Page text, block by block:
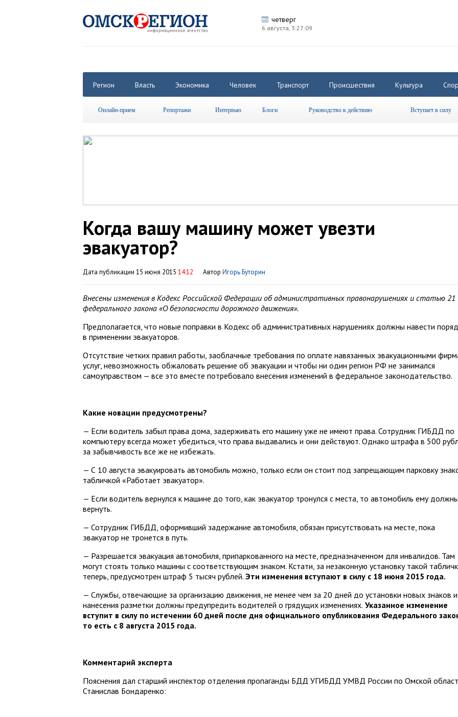
четверг
6 августа, 3:27:09
Регион Власть Экономика Человек Транспорт Происшествия Культура
Онлайн-прием Репортажи Интервью Блоги Руководство к действию Вступает в силу
Когда вашу машину может увезти
эвакуатор?
Дата публикации 15 июня 2015 14:12 Автор Игорь Буторин
Внесены изменения в Кодекс Российской Федерации об административных правонарушениях и статью 21
федерального закона «О безопасности дорожного движения».
Предполагается, что новые поправки в Кодекс об административных нарушениях должны навести
в применении эвакуаторов.
Отсутствие четких правил работы, заоблачные требования по оплате навязанных эвакуационными
услуг, невозможность обжаловать решение об эвакуации и чтобы ни один регион РФ не занимался
самоуправством — все это вместе потребовало внесения изменений в федеральное законодательство.
Какие новации предусмотрены?
— Если водитель забыл права дома, задерживать его машину уже не имеют права. Сотрудник ГИБДД по
компьютеру всегда может убедиться, что права выдавались и они действуют. Однако штрафа в 500
за забывчивость все же не избежать.
— С 10 августа эвакуировать автомобиль можно, только если он стоит под запрещающим парковку
табличкой «Работает эвакуатор».
— Если водитель вернулся к машине до того, как эвакуатор тронулся с места, то автомобиль ему должны
вернуть.
— Сотрудник ГИБДД, оформивший задержание автомобиля, обязан присутствовать на месте, пока
эвакуатор не тронется в путь.
— Разрешается эвакуация автомобиля, припаркованного на месте, предназначенном для инвалидов. Там
могут стоять только машины с соответствующим знаком. Кстати, за незаконную установку такой
теперь, предусмотрен штраф 5 тысяч рублей. Эти изменения вступают в силу с 18 июня 2015 года.
— Службы, отвечающие за организацию движения, не менее чем за 20 дней до установки новых знаков и
нанесения разметки должны предупредить водителей о грядущих изменениях. Указанное изменение
вступит в силу по истечении 60 дней после дня официального опубликования Федерального
то есть с 8 августа 2015 года.
Комментарий эксперта
Пояснения дал старший инспектор отделения пропаганды БДД УГИБДД УМВД России по Омской
Станислав Бондаренко: